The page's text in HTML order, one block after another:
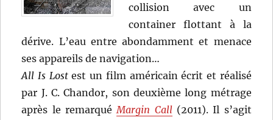
collision avec un
container flottant à la
dérive. L’eau entre abondamment et menace
ses appareils de navigation…
All Is Lostest un film américain écrit et réalisé
par J. C. Chandor, son deuxième long métrage
après le remarquéMargin Call(2011). Il s’agit